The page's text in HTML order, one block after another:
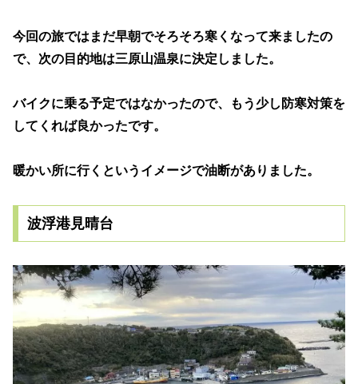
今回の旅ではまだ早朝でそろそろ寒くなって来ましたの
で、次の目的地は三原山温泉に決定しました。
バイクに乗る予定ではなかったので、もう少し防寒対策を
してくれば良かったです。
暖かい所に行くというイメージで油断がありました。
波浮港見晴台